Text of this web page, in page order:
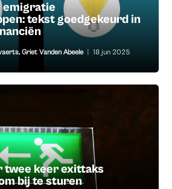
emigratie
tekst goedgekeurd in
,Griet Vanden Abeele 18 jun 2025
twee keer exittaks
bij te sturen